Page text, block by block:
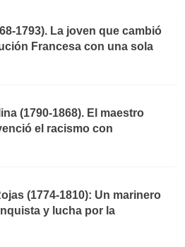
1793). La joven que cambió
Francesa con una sola
(1790-1868). El maestro
el racismo con
(1774-1810): Un marinero
y lucha por la